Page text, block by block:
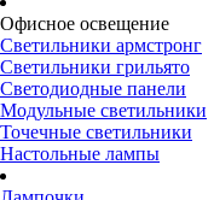
Офисное освещение
Светильники армстронг
Светильники грильято
Светодиодные панели
Модульные светильники
Точечные светильники
Настольные лампы